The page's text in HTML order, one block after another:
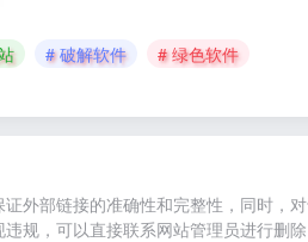
# 破解软件 # 绿色软件
外部链接的准确性和完整性，同时，
规，可以直接联系网站管理员进行删除